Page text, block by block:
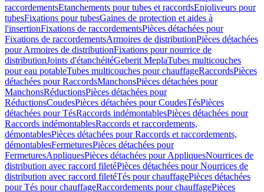
raccordementsEtanchements pour tubes et raccordsEnjoliveurs pour
tubesFixations pour tubesGaines de protection et aides à
l'insertionFixations de raccordementsPièces détachées pour
Fixations de raccordementsArmoires de distributionPièces détachées
pour Armoires de distributionFixations pour nourrice de
distributionJoints d'étanchéitéGeberit MeplaTubes multicouches
pour eau potableTubes multicouches pour chauffageRaccordsPièces
détachées pour RaccordsManchonsPièces détachées pour
ManchonsRéductionsPièces détachées pour
RéductionsCoudesPièces détachées pour CoudesTésPièces
détachées pour TésRaccords indémontablesPièces détachées pour
Raccords indémontablesRaccords et raccordements,
démontablesPièces détachées pour Raccords et raccordements,
démontablesFermeturesPièces détachées pour
FermeturesAppliquesPièces détachées pour AppliquesNourrices de
distribution avec raccord filetéPièces détachées pour Nourrices de
distribution avec raccord filetéTés pour chauffagePièces détachées
pour Tés pour chauffageRaccordements pour chauffagePièces